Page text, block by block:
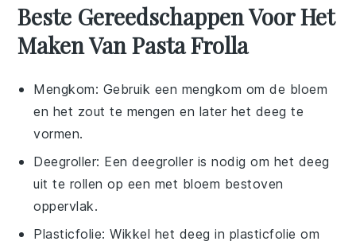
Beste Gereedschappen Voor Het
Maken Van Pasta Frolla
Mengkom: Gebruik een mengkom om de bloem
en het zout te mengen en later het deeg te
vormen.
Deegroller: Een deegroller is nodig om het deeg
uit te rollen op een met bloem bestoven
oppervlak.
Plasticfolie: Wikkel het deeg in plasticfolie om